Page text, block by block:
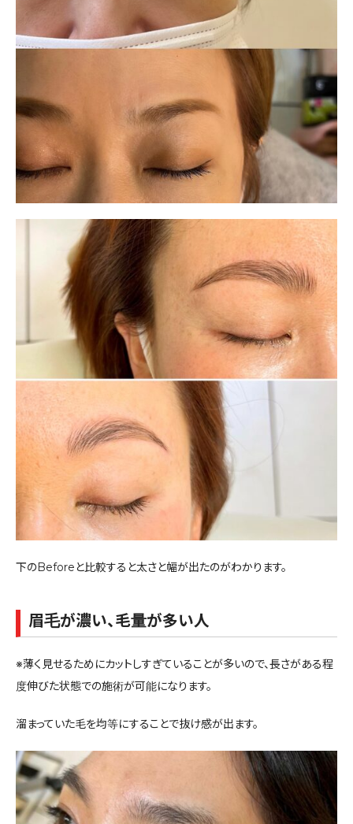
下のBeforeと比較すると太さと幅が出たのがわかります。
眉毛が濃い、毛量が多い人
※薄く見せるためにカットしすぎていることが多いので、長さがある程
度伸びた状態での施術が可能になります。
溜まっていた毛を均等にすることで抜け感が出ます。